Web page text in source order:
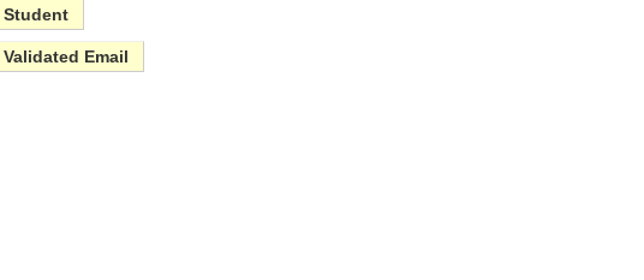
Student
Validated Email